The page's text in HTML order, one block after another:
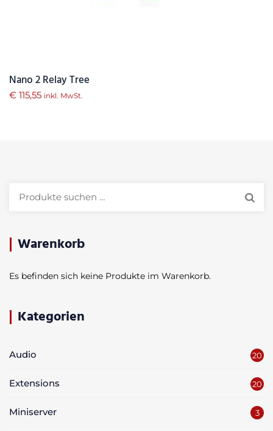
Nano 2 Relay Tree
€ 115,55 inkl. MwSt.
Warenkorb
Es befinden sich keine Produkte im Warenkorb.
Kategorien
Audio 20
Extensions 20
Miniserver 3